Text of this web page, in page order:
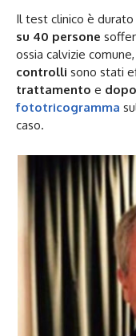
Il test clinico è durato
su 40 persone
ossia calvizie
controlli sono stati
trattamento e
fototricogramma
caso.